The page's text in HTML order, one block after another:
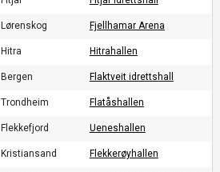
Lørenskog Fjellhamar Arena
Hitra Hitrahallen
Bergen Flaktveit idrettshall
Trondheim Flatåshallen
Flekkefjord Ueneshallen
Kristiansand Flekkerøyhallen